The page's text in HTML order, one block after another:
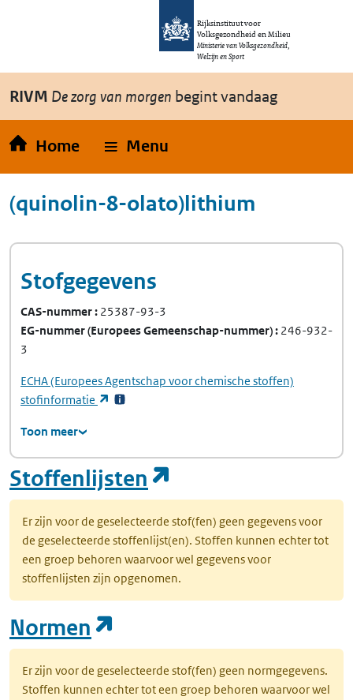
Overslaan en naar de inhoud gaan
Rijksinstituut voor
Volksgezondheid en Milieu
Ministerie van Volksgezondheid,
Welzijn en Sport
RIVM De zorg van morgen begint vandaag
Home Menu
(quinolin-8-olato)lithium
Stofgegevens
CAS-nummer 25387-93-3
EG-nummer(Europees Gemeenschap-nummer) 246-932-
3
ECHA(Europees Agentschap voor chemische stoffen)
stofinformatie
(opent in een nieuw tabblad)
Toon meer
Stoffenlijsten
Er zijn voor de geselecteerde stof(fen) geen gegevens voor
de geselecteerde stoffenlijst(en). Stoffen kunnen echter tot
een groep behoren waarvoor wel gegevens voor
stoffenlijsten zijn opgenomen.
Normen
Er zijn voor de geselecteerde stof(fen) geen normgegevens.
Stoffen kunnen echter tot een groep behoren waarvoor wel